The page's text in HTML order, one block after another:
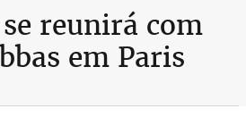
reunirá com
em Paris